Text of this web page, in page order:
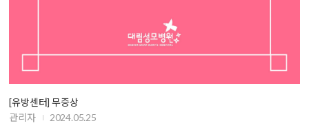
[유방센터] 무증상
관리자
2024.05.25